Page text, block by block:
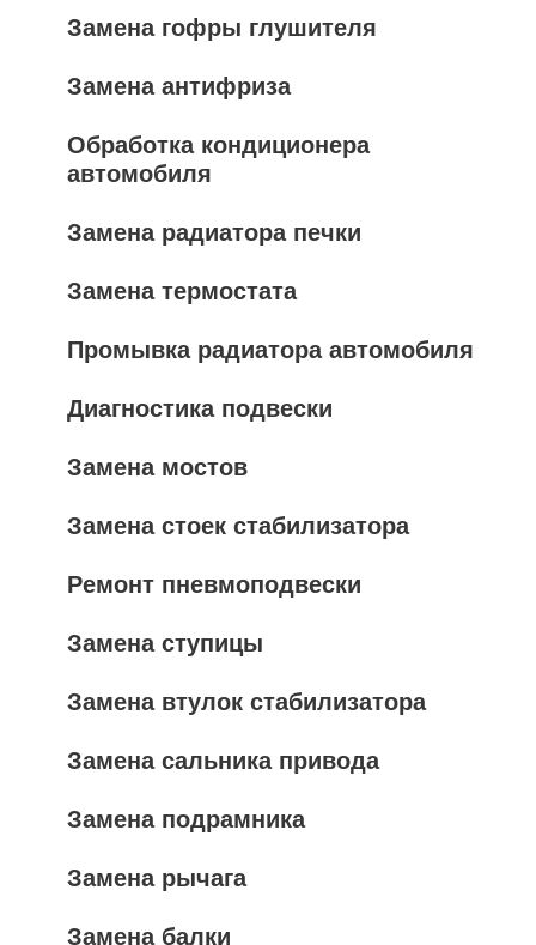
Замена гофры глушителя
Замена антифриза
Обработка кондиционера
автомобиля
Замена радиатора печки
Замена термостата
Промывка радиатора автомобиля
Диагностика подвески
Замена мостов
Замена стоек стабилизатора
Ремонт пневмоподвески
Замена ступицы
Замена втулок стабилизатора
Замена сальника привода
Замена подрамника
Замена рычага
Замена балки